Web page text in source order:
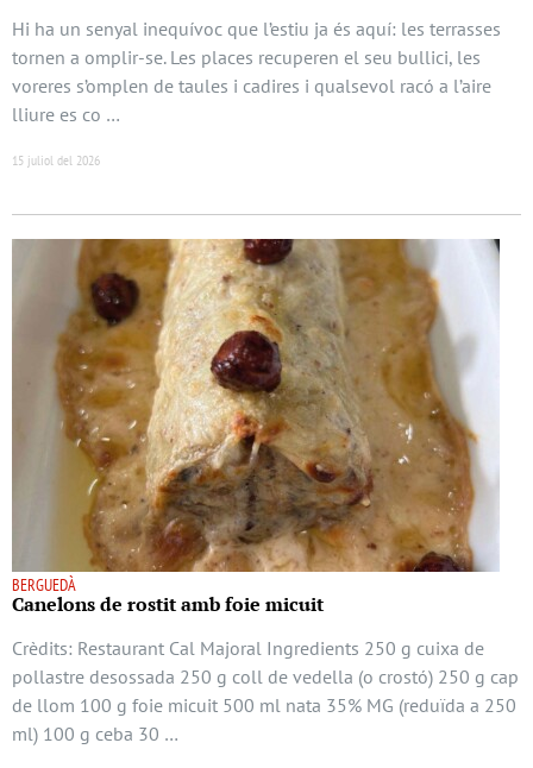
Hi ha un senyal inequívoc que l’estiu ja és aquí: les terrasses
tornen a omplir-se. Les places recuperen el seu bullici, les
voreres s’omplen de taules i cadires i qualsevol racó a l’aire
lliure es co …
15 juliol del 2026
BERGUEDÀ
Canelons de rostit amb foie micuit
Crèdits: Restaurant Cal Majoral Ingredients 250 g cuixa de
pollastre desossada 250 g coll de vedella (o crostó) 250 g cap
de llom 100 g foie micuit 500 ml nata 35% MG (reduïda a 250
ml) 100 g ceba 30 …